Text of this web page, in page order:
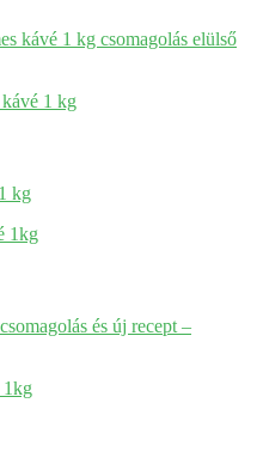
1 kg
1kg
1kg